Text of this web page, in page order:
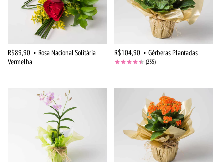
R$89,90 • Rosa Nacional Solitária
Vermelha
R$104,90 • Gérberas Plantadas
(235)